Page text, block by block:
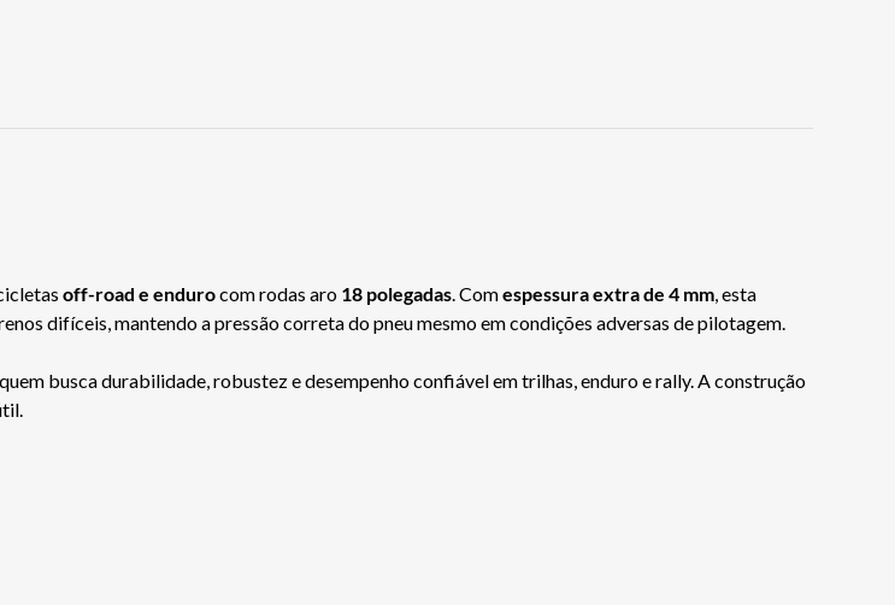
off-road e endurocom rodas aro 18 polegadas . Comespessura extra de 4 mm , esta
difíceis, mantendo a pressão correta do pneu mesmo em condições adversas de pilotagem.
busca durabilidade, robustez e desempenho confiável em trilhas, enduro e rally. A construção